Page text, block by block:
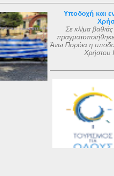
Υποδοχή και
Σε κλίμα
Άνω Πορόια η
Χρήστου